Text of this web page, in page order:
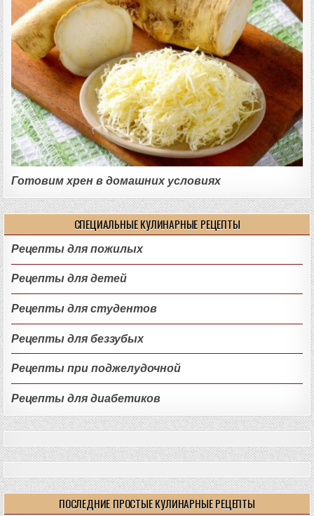
Готовим хрен в домашних условиях
СПЕЦИАЛЬНЫЕ КУЛИНАРНЫЕ РЕЦЕПТЫ
Рецепты для пожилых
Рецепты для детей
Рецепты для студентов
Рецепты для беззубых
Рецепты при поджелудочной
Рецепты для диабетиков
ПОСЛЕДНИЕ ПРОСТЫЕ КУЛИНАРНЫЕ РЕЦЕПТЫ